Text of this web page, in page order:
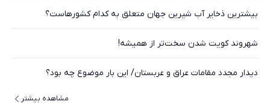
بیشترین ذخایر آب شیرین جهان متعلق به کدام کشورهاست؟
شهروند کویت شدن سخت‌تر از همیشه!
دیدار مجدد مقامات عراق و عربستان/ این بار موضوع چه بود؟
مشاهده بیشتر